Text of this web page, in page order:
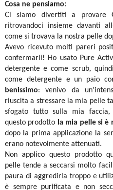
Cosa ne pensiamo:
Ci siamo divertiti a provare
ritrovandoci insieme davanti
come si trovava la nostra pelle
Avevo ricevuto molti pareri
confermarli! Ho usato Pure
detergente e come scrub,
come detergente e un paio
benissimo: venivo da
riuscita a stressare la mia pelle
sfogato tutto sulla mia
questo prodotto la mia pelle si è
dopo la prima applicazione la
erano notevolmente attenuati.
Non applico questo prodotto
pelle tende a seccarsi molto
paura di aggredirla troppo e
è sempre purificata e non